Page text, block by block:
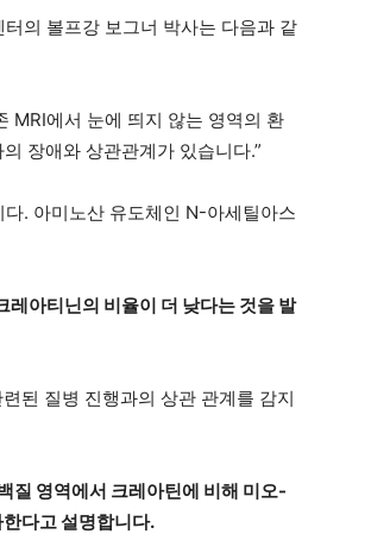
의 볼프강 보그너 박사는 다음과 같
MRI에서 눈에 띄지 않는 영역의 환
장애와 상관관계가 있습니다.”
. 아미노산 유도체인 N-아세틸아스
아티닌의 비율이 더 낮다는 것을 발
된 질병 진행과의 상관 관계를 감지
질 영역에서 크레아틴에 비해 미오-
다고 설명합니다.